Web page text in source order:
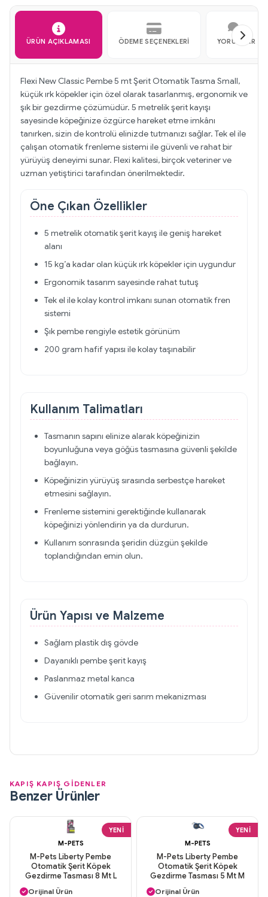
ÜRÜN AÇIKLAMASI ÖDEME SEÇENEKLERI YORUMLAR
Flexi New Classic Pembe 5 mt Şerit Otomatik Tasma Small,
küçük ırk köpekler için özel olarak tasarlanmış, ergonomik ve
şık bir gezdirme çözümüdür. 5 metrelik şerit kayışı
sayesinde köpeğinize özgürce hareket etme imkânı
tanırken, sizin de kontrolü elinizde tutmanızı sağlar. Tek el ile
çalışan otomatik frenleme sistemi ile güvenli ve rahat bir
yürüyüş deneyimi sunar. Flexi kalitesi, birçok veteriner ve
uzman yetiştirici tarafından önerilmektedir.
Öne Çıkan Özellikler
5 metrelik otomatik şerit kayış ile geniş hareket
alanı
15 kg’a kadar olan küçük ırk köpekler için uygundur
Ergonomik tasarım sayesinde rahat tutuş
Tek el ile kolay kontrol imkanı sunan otomatik fren
sistemi
Şık pembe rengiyle estetik görünüm
200 gram hafif yapısı ile kolay taşınabilir
Kullanım Talimatları
Tasmanın sapını elinize alarak köpeğinizin
boyunluğuna veya göğüs tasmasına güvenli şekilde
bağlayın.
Köpeğinizin yürüyüş sırasında serbestçe hareket
etmesini sağlayın.
Frenleme sistemini gerektiğinde kullanarak
köpeğinizi yönlendirin ya da durdurun.
Kullanım sonrasında şeridin düzgün şekilde
toplandığından emin olun.
Ürün Yapısı ve Malzeme
Sağlam plastik dış gövde
Dayanıklı pembe şerit kayış
Paslanmaz metal kanca
Güvenilir otomatik geri sarım mekanizması
KAPIŞ KAPIŞ GİDENLER
Benzer Ürünler
YENI
M-PETS
M-Pets Liberty Pembe
Otomatik Şerit Köpek
Gezdirme Tasması 8 Mt L
Aynı Gün Kargo
Orijinal Ürün
YENI
M-PETS
M-Pets Liberty Pembe
Otomatik Şerit Köpek
Gezdirme Tasması 5 Mt M
Aynı Gün Kargo
Orijinal Ürün